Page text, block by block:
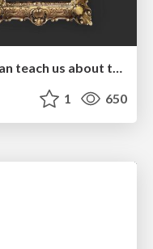
What the history of the web can teach us about the future of AI
1 650